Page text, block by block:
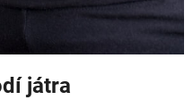
játra